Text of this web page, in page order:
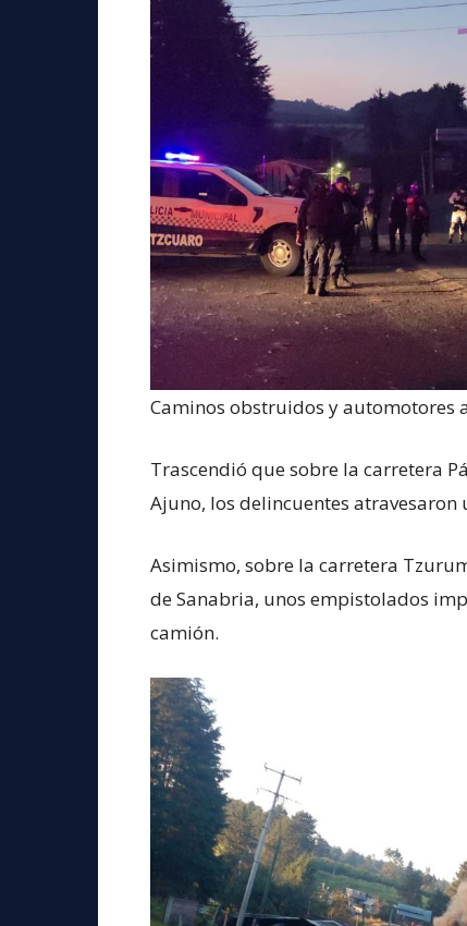
Caminos obstruidos y automotores
Trascendió que sobre la carretera
Ajuno, los delincuentes
Asimismo, sobre la carretera
de Sanabria, unos empistolados
camión.